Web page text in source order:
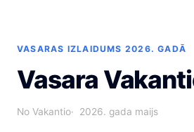
VASARAS IZLAIDUMS 2026. GADĀ
Vasara
No Vakantio 2026. gada maijs